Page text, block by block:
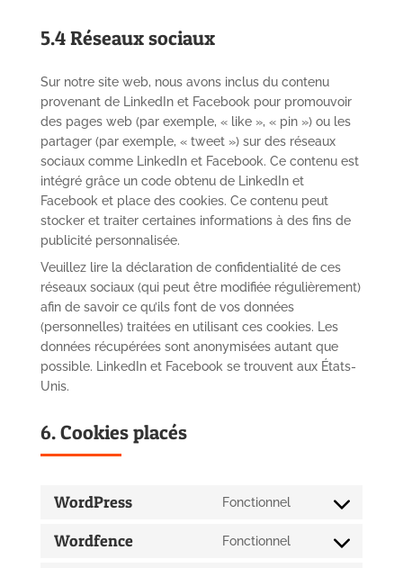
5.4 Réseaux sociaux
Sur notre site web, nous avons inclus du contenu
provenant de LinkedIn et Facebook pour promouvoir
des pages web (par exemple, « like », « pin ») ou les
partager (par exemple, « tweet ») sur des réseaux
sociaux comme LinkedIn et Facebook. Ce contenu est
intégré grâce un code obtenu de LinkedIn et
Facebook et place des cookies. Ce contenu peut
stocker et traiter certaines informations à des fins de
publicité personnalisée.
Veuillez lire la déclaration de confidentialité de ces
réseaux sociaux (qui peut être modifiée régulièrement)
afin de savoir ce qu’ils font de vos données
(personnelles) traitées en utilisant ces cookies. Les
données récupérées sont anonymisées autant que
possible. LinkedIn et Facebook se trouvent aux États-
Unis.
6. Cookies placés
WordPress Fonctionnel
Consent
service
Wordfence Fonctionnel
Consent